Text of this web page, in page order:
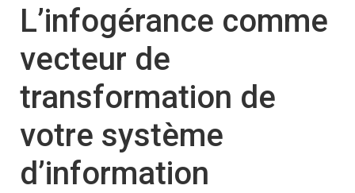
L’infogérance comme
vecteur de
transformation de
votre système
d’information